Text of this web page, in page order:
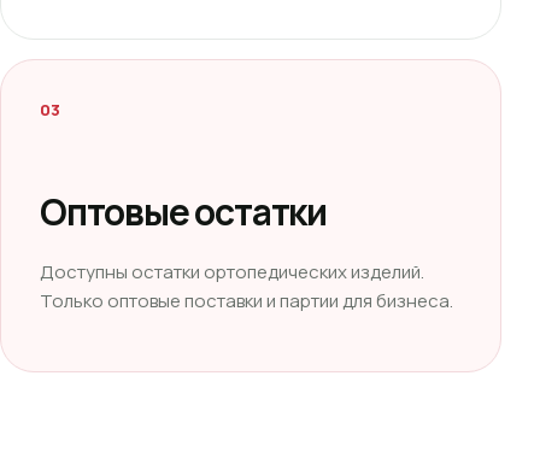
03
Оптовые остатки
Доступны остатки ортопедических изделий.
Только оптовые поставки и партии для бизнеса.